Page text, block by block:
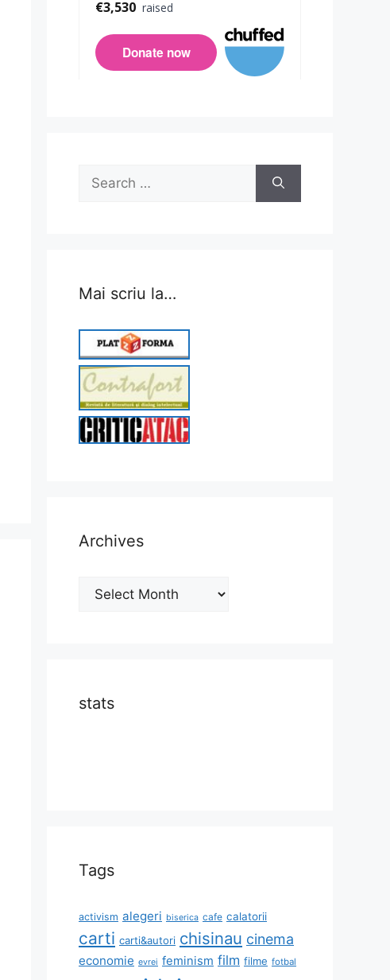
Search
for:
Mai scriu la…
Archives
Archives
stats
Tags
activism alegeri biserica cafe calatorii
carti carti&autori chisinau cinema
economie evrei feminism film filme fotbal